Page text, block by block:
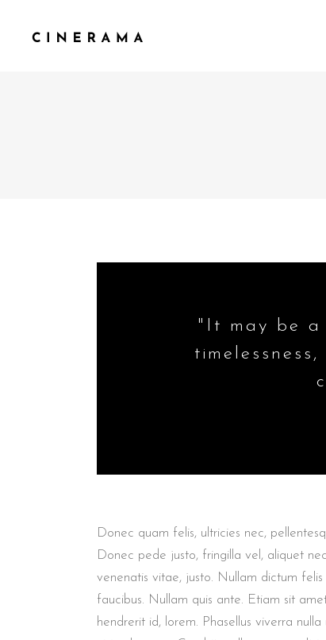
"It may be
Donec quam felis, ultricies nec,
Donec pede justo, fringilla vel, aliquet
venenatis vitae, justo. Nullam dictum
faucibus. Nullam quis ante. Etiam sit
hendrerit id, lorem. Phasellus viverra